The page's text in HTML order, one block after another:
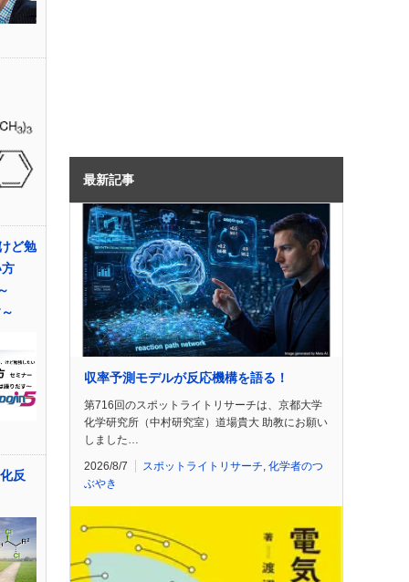
ど勉
方
反
最新記事
収率予測モデルが反応機構を語る！
第716回のスポットライトリサーチは、京都大学
化学研究所（中村研究室）道場貴大 助教にお願い
しました…
2026/8/7 スポットライトリサーチ 化学者のつ
ぶやき